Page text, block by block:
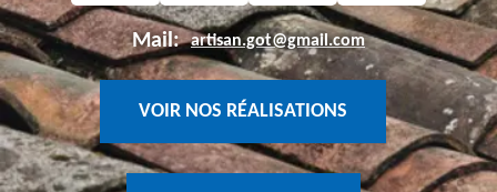
Mail: artisan.got@gmail.com
VOIR NOS RÉALISATIONS